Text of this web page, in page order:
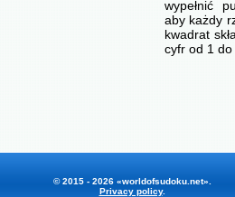
wypełnić
aby każdy
kwadrat
cyfr od 1
© 2015 - 2026 «worldofsudoku.net».
Privacy policy.